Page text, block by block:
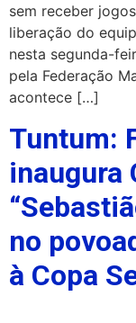
sem receber
liberação do
nesta segunda-
pela Federação
acontece […]
Tuntum:
inaugura
no
à Copa